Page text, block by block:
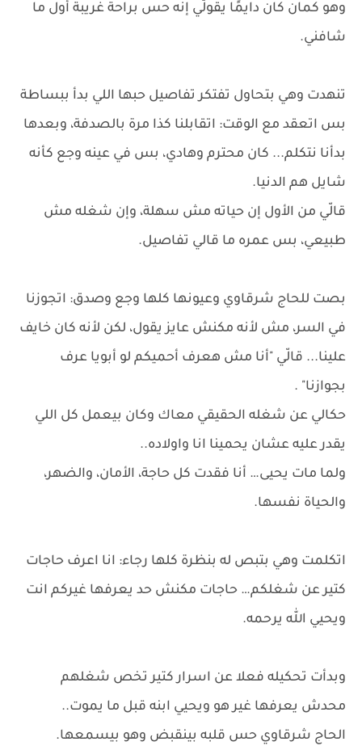
وهو كمان كان دايمًا يقولّي إنه حس براحة غريبة أول ما
شافني.
تنهدت وهي بتحاول تفتكر تفاصيل حبها اللي بدأ ببساطة
بس اتعقد مع الوقت: اتقابلنا كذا مرة بالصدفة، وبعدها
بدأنا نتكلم... كان محترم وهادي، بس في عينه وجع كأنه
شايل هم الدنيا.
قالّي من الأول إن حياته مش سهلة، وإن شغله مش
طبيعي، بس عمره ما قالي تفاصيل.
بصت للحاج شرقاوي وعيونها كلها وجع وصدق: اتجوزنا
في السر، مش لأنه مكنش عايز يقول، لكن لأنه كان خايف
علينا... قالّي "أنا مش هعرف أحميكم لو أبويا عرف
بجوازنا" .
حكالي عن شغله الحقيقي معاك وكان بيعمل كل اللي
يقدر عليه عشان يحمينا انا واولاده..
ولما مات يحيى… أنا فقدت كل حاجة، الأمان، والضهر،
والحياة نفسها.
اتكلمت وهي بتبص له بنظرة كلها رجاء: انا اعرف حاجات
كتير عن شغلكم… حاجات مكنش حد يعرفها غيركم انت
ويحيي الله يرحمه.
وبدأت تحكيله فعلا عن اسرار كتير تخص شغلهم
محدش يعرفها غير هو ويحيي ابنه قبل ما يموت..
الحاج شرقاوي حس قلبه بينقبض وهو بيسمعها.